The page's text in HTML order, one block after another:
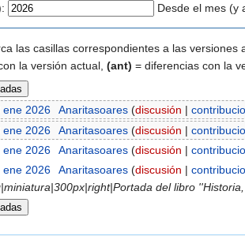
Desde el mes (y
las casillas correspondientes a las versiones
la versión actual, (ant) = diferencias con la
ene 2026 Anaritasoares (discusión |
ene 2026 Anaritasoares (discusión |
ene 2026 Anaritasoares (discusión |
ene 2026 Anaritasoares (discusión |
del libro